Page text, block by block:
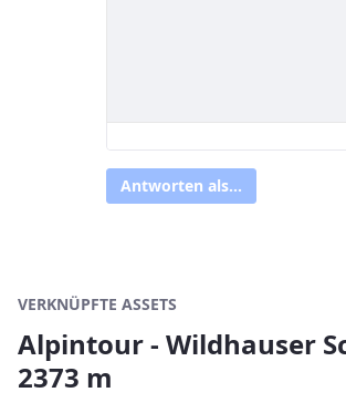
Antworten als...
VERKNÜPFTE ASSETS
Alpintour - Wildhauser
2373 m